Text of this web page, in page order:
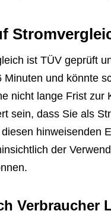
ist TÜV geprüft
und könnte
nicht lange Frist
sein, dass Sie als
hinweisenden
der
Verbraucher